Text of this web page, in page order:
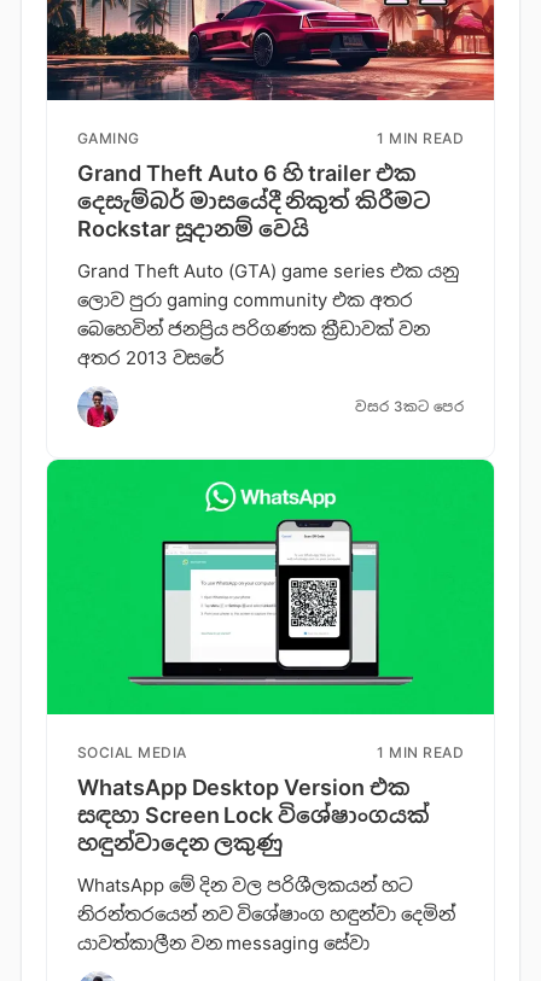
GAMING 1 MIN READ
Grand Theft Auto 6 හි trailer එක
දෙසැම්බර් මාසයේදී නිකුත් කිරීමට
Rockstar සූදානම් වෙයි
Grand Theft Auto (GTA) game series එක යනු
ලොව පුරා gaming community එක අතර
බෙහෙවින් ජනප්‍රිය පරිගණක ක්‍රීඩාවක් වන
අතර 2013 වසරේ
වසර 3කට පෙර
SOCIAL MEDIA 1 MIN READ
WhatsApp Desktop Version එක
සඳහා Screen Lock විශේෂාංගයක්
හඳුන්වාදෙන ලකුණු
WhatsApp මේ දින වල පරිශීලකයන් හට
නිරන්තරයෙන් නව විශේෂාංග හඳුන්වා දෙමින්
යාවත්කාලීන වන messaging සේවා